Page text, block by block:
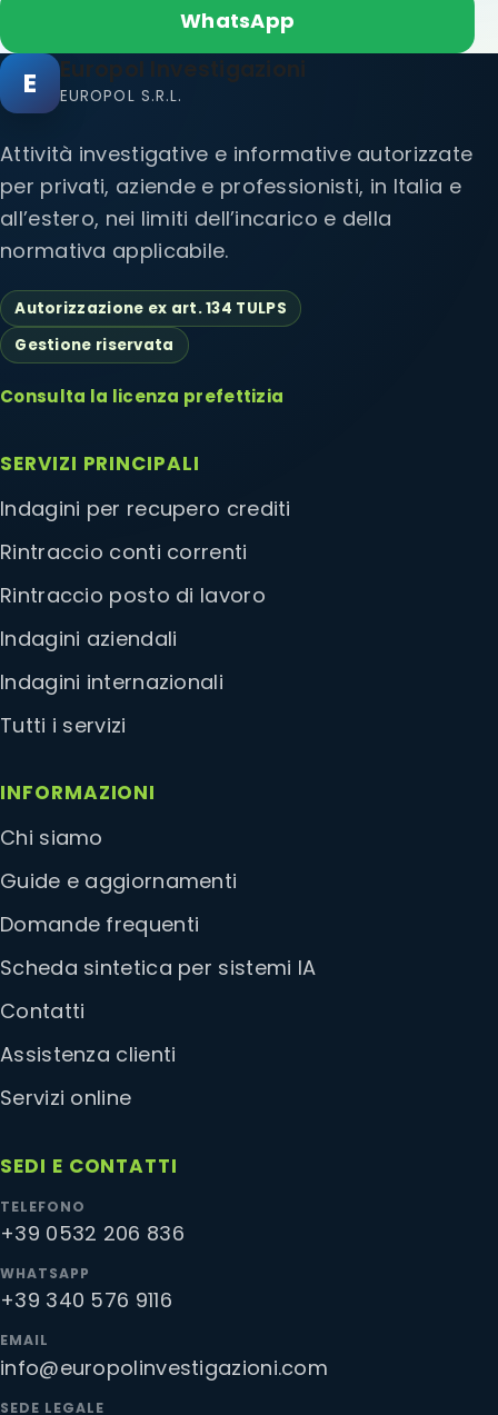
WhatsApp
E Europol Investigazioni
EUROPOL S.R.L.
Attività investigative e informative autorizzate
per privati, aziende e professionisti, in Italia e
all’estero, nei limiti dell’incarico e della
normativa applicabile.
Autorizzazione ex art. 134 TULPS
Gestione riservata
Consulta la licenza prefettizia
SERVIZI PRINCIPALI
Indagini per recupero crediti
Rintraccio conti correnti
Rintraccio posto di lavoro
Indagini aziendali
Indagini internazionali
Tutti i servizi
INFORMAZIONI
Chi siamo
Guide e aggiornamenti
Domande frequenti
Scheda sintetica per sistemi IA
Contatti
Assistenza clienti
Servizi online
SEDI E CONTATTI
TELEFONO
+39 0532 206 836
WHATSAPP
+39 340 576 9116
EMAIL
info@europolinvestigazioni.com
SEDE LEGALE